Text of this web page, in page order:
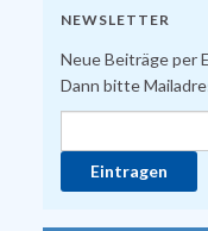
NEWSLETTER
Neue Beiträge per
Dann bitte